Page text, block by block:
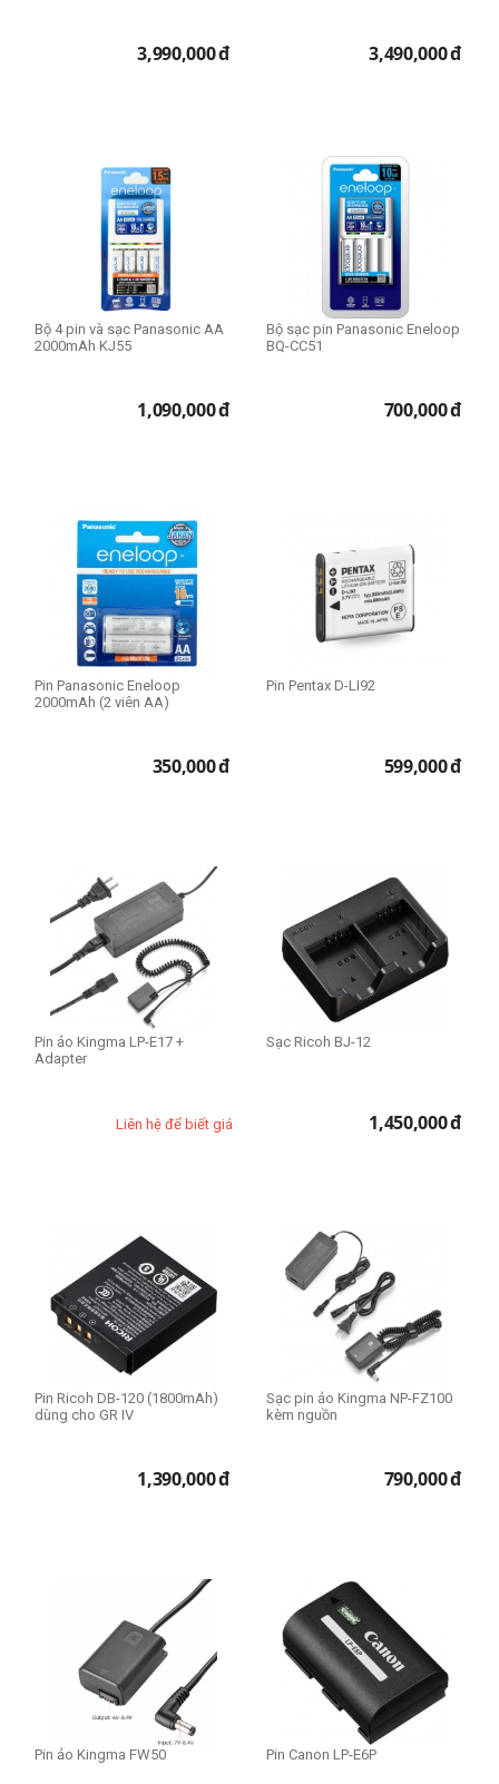
3,990,000đ 3,490,000đ
Bộ 4 pin và sạc Panasonic AA
2000mAh KJ55
1,090,000đ
Bộ sạc pin Panasonic Eneloop
BQ-CC51
700,000đ
Pin Panasonic Eneloop
2000mAh (2 viên AA)
350,000đ
Pin Pentax D-LI92
599,000đ
Pin ảo Kingma LP-E17 +
Adapter
Liên hệ để biết giá
Sạc Ricoh BJ-12
1,450,000đ
Pin Ricoh DB-120 (1800mAh)
dùng cho GR IV
1,390,000đ
Sạc pin ảo Kingma NP-FZ100
kèm nguồn
790,000đ
Pin ảo Kingma FW50 Pin Canon LP-E6P